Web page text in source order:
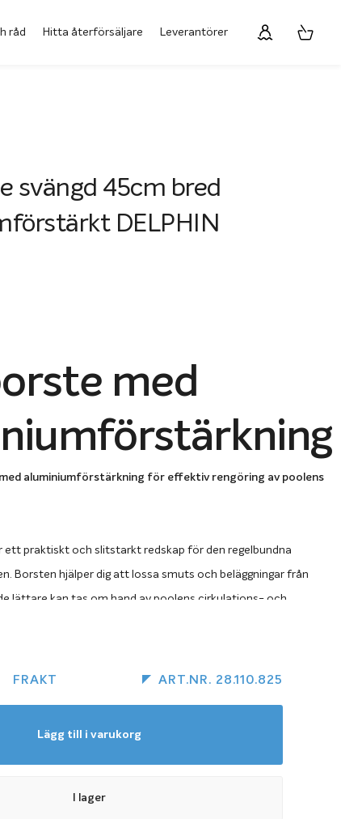
råd Hitta återförsäljare Leverantörer
svängd 45cm bred
DELPHIN
med
aluminiumförstärkning för effektiv rengöring av poolens
ett praktiskt och slitstarkt redskap för den regelbundna
Borsten hjälper dig att lossa smuts och beläggningar från
lättare kan tas om hand av poolens cirkulations- och
konstruktionen
FRAKT ART.NR. 28.110.825
Lägg till i varukorg
I lager